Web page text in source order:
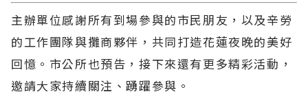
主辦單位感謝所有到場參與的市民朋友，以及辛勞
的工作團隊與攤商夥伴，共同打造花蓮夜晚的美好
回憶。市公所也預告，接下來還有更多精彩活動，
邀請大家持續關注、踴躍參與。